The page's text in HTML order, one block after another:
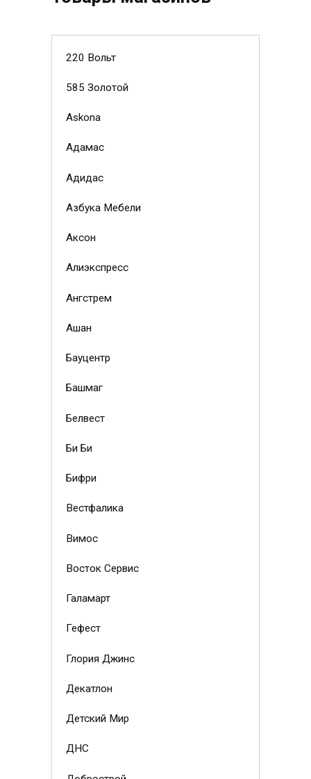
220 Вольт
585 Золотой
Askona
Адамас
Адидас
Азбука Мебели
Аксон
Алиэкспресс
Ангстрем
Ашан
Бауцентр
Башмаг
Белвест
Би Би
Бифри
Вестфалика
Вимос
Восток Сервис
Галамарт
Гефест
Глория Джинс
Декатлон
Детский Мир
ДНС